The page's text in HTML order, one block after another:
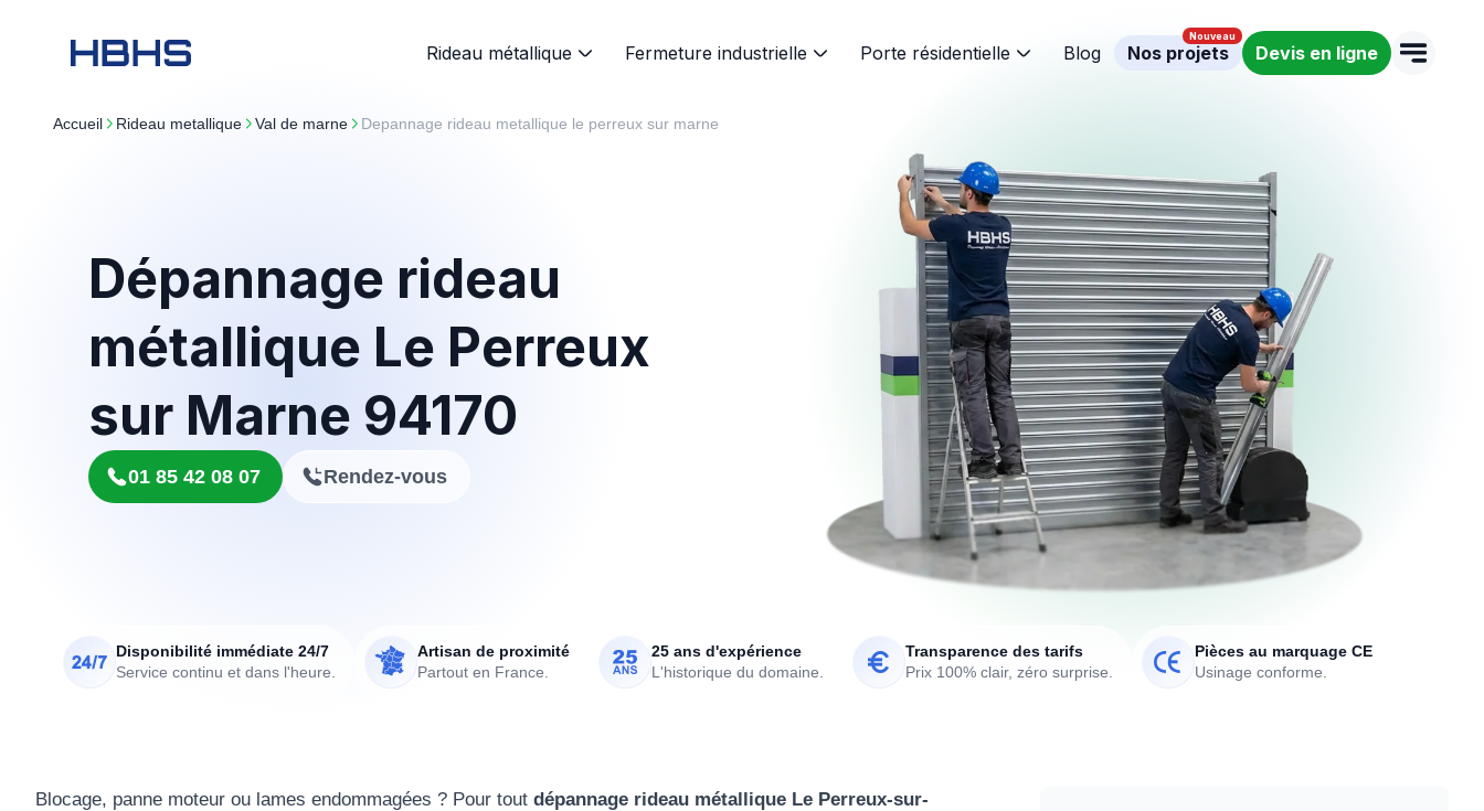
Rideau métallique Fermeture industrielle Porte résidentielle Blog Nos projets Devis en ligne
Accueil rideau metallique val de marne Depannage rideau metallique le perreux sur marne
Dépannage rideau
métallique Le Perreux
sur Marne 94170
01 85 42 08 07 Rendez-vous
Disponibilité immédiate 24/7
Service continu et dans l'heure.
Artisan de proximité
Partout en France.
25 ans d'expérience
L'historique du domaine.
Transparence des tarifs
Prix 100% clair, zéro surprise.
Pièces au marquage CE
Usinage conforme.
Blocage, panne moteur ou lames endommagées ? Pour tout dépannage rideau métallique Le Perreux-sur-